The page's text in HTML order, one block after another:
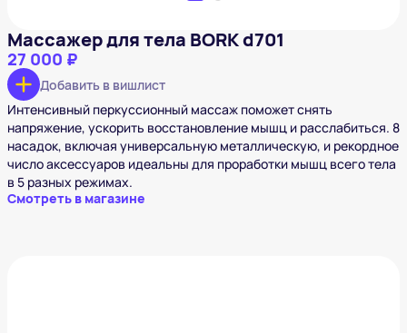
Массажер для тела BORK d701
27 000 ₽
Добавить в вишлист
Интенсивный перкуссионный массаж поможет снять
напряжение, ускорить восстановление мышц и расслабиться. 8
насадок, включая универсальную металлическую, и рекордное
число аксессуаров идеальны для проработки мышц всего тела
в 5 разных режимах.
Смотреть в магазине